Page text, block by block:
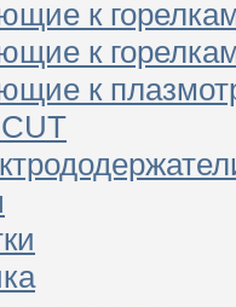
к
к
к